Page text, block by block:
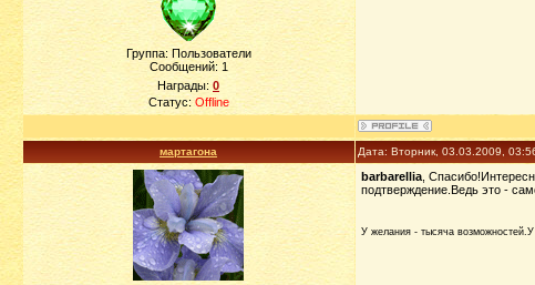
Группа: Пользователи
Сообщений: 1
Награды: 0
Статус: Offline
мартагона Дата: Вторник, 03.03.2009,
barbarellia,
подтверждение.Ведь это -
У желания - тысяча